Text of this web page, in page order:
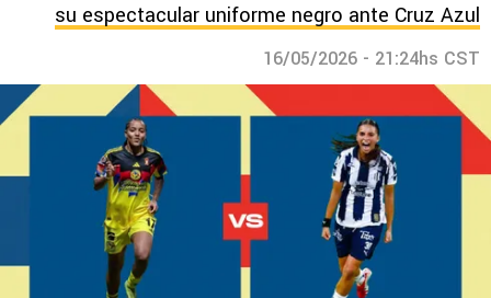
su espectacular uniforme negro ante Cruz Azul
16/05/2026 - 21:24hs CST